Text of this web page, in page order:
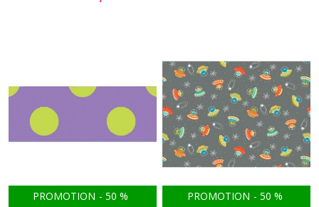
PROMOTION - 50 % PROMOTION - 50 %